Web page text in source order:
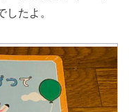
たよ。